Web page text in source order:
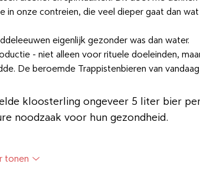
in onze contreien, die veel dieper gaat dan
eigenlijk gezonder was dan water.
- niet alleen voor rituele doeleinden,
De beroemde Trappistenbieren van vandaag
kloosterling ongeveer 5 liter bier
noodzaak voor hun gezondheid.
tonen